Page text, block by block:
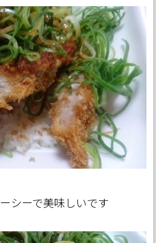
シーで美味しいです